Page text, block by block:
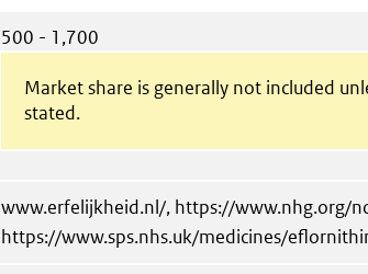
500 - 1,700
Market share is generally not included
stated.
www.erfelijkheid.nl/, https://www.nhg.org/
https://www.sps.nhs.uk/medicines/